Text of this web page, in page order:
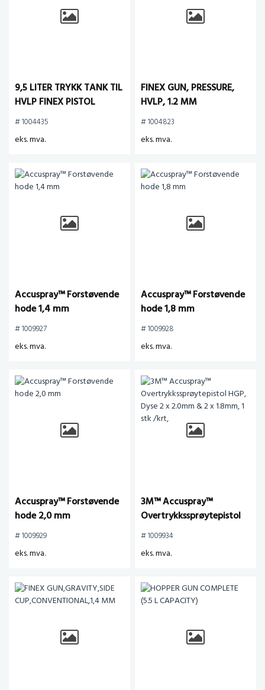
9,5 LITER TRYKK TANK TIL
HVLP FINEX PISTOL
# 1004435
eks. mva.
FINEX GUN, PRESSURE,
HVLP, 1.2 MM
# 1004823
eks. mva.
Accuspray™ Forstøvende
hode 1,4 mm
# 1009927
eks. mva.
Accuspray™ Forstøvende
hode 1,8 mm
# 1009928
eks. mva.
Accuspray™ Forstøvende
hode 2,0 mm
# 1009929
eks. mva.
3M™ Accuspray™
Overtrykkssprøytepistol
HGP, Dyse 2 x 2.0mm & 2
# 1009934
eks. mva.